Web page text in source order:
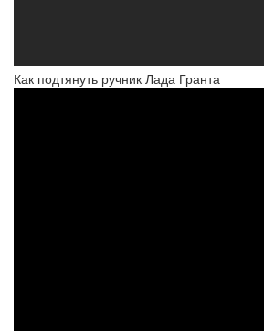
Как подтянуть ручник Лада Гранта